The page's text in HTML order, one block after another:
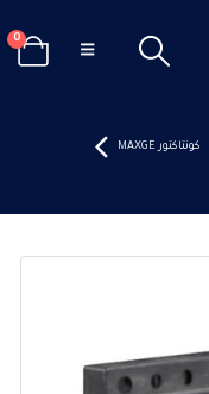
0
كونتاكتور MAXGE